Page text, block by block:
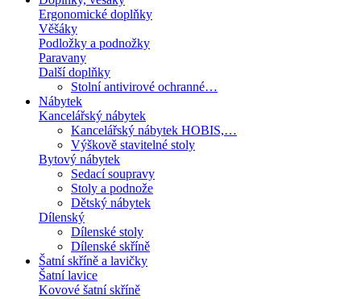
Ergonomické doplňky
Věšáky
Podložky a podnožky
Paravany
Další doplňky
Stolní antivirové ochranné…
Nábytek
Kancelářský nábytek
Kancelářský nábytek HOBIS,…
Výškově stavitelné stoly
Bytový nábytek
Sedací soupravy
Stoly a podnože
Dětský nábytek
Dílenský
Dílenské stoly
Dílenské skříně
Šatní skříně a lavičky
Šatní lavice
Kovové šatní skříně